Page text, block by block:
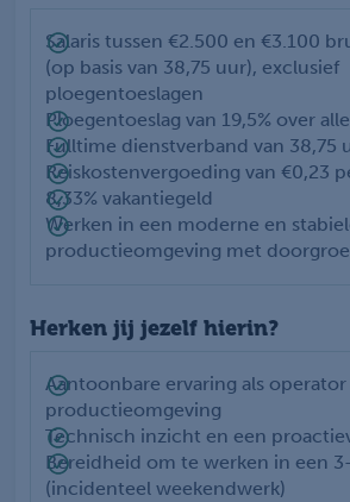
volgens de hoogste kwaliteitsnormen
Je werkt in een 3-ploegendienst
productieomgeving waar continu
samenwerking centraal staan. Geen
draagt direct bij aan de productie van
suikerproducten die wereldwijd
Salaris tussen €2.500 en €3.100
(op basis van 38,75 uur), exclusief
ploegentoeslagen
Ploegentoeslag van 19,5% over
Fulltime dienstverband van 38,75
Reiskostenvergoeding van €0,23
8,33% vakantiegeld
Werken in een moderne en
productieomgeving met
Herken jij jezelf hierin?
Aantoonbare ervaring als
productieomgeving
Technisch inzicht en een
Bereidheid om te werken in een
(incidenteel weekendwerk)